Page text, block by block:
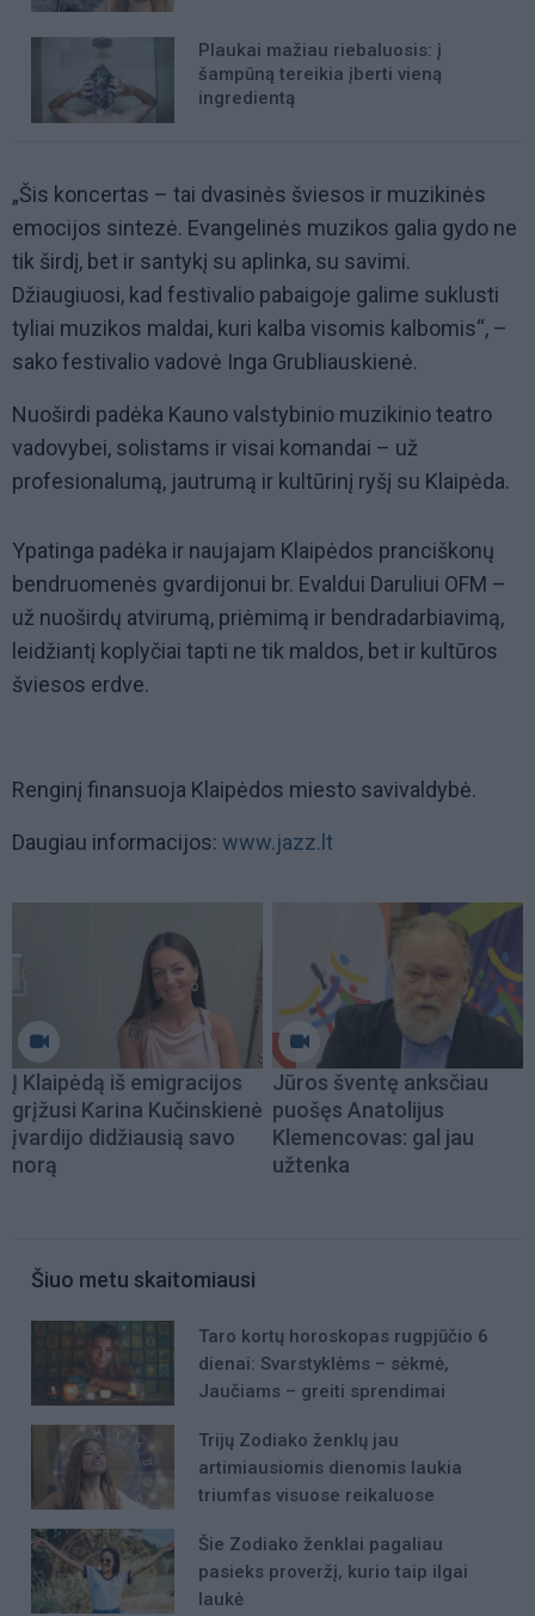
Plaukai mažiau riebaluosis: į
šampūną tereikia įberti vieną
ingredientą
„Šis koncertas – tai dvasinės šviesos ir muzikinės
emocijos sintezė. Evangelinės muzikos galia gydo ne
tik širdį, bet ir santykį su aplinka, su savimi.
Džiaugiuosi, kad festivalio pabaigoje galime suklusti
tyliai muzikos maldai, kuri kalba visomis kalbomis“, –
sako festivalio vadovė Inga Grubliauskienė.
Nuoširdi padėka Kauno valstybinio muzikinio teatro
vadovybei, solistams ir visai komandai – už
profesionalumą, jautrumą ir kultūrinį ryšį su Klaipėda.
Ypatinga padėka ir naujajam Klaipėdos pranciškonų
bendruomenės gvardijonui br. Evaldui Daruliui OFM –
už nuoširdų atvirumą, priėmimą ir bendradarbiavimą,
leidžiantį koplyčiai tapti ne tik maldos, bet ir kultūros
šviesos erdve.
Renginį finansuoja Klaipėdos miesto savivaldybė.
Daugiau informacijos: www.jazz.lt
Į Klaipėdą iš emigracijos
grįžusi Karina Kučinskienė
įvardijo didžiausią savo
norą
Jūros šventę anksčiau
puošęs Anatolijus
Klemencovas: gal jau
užtenka
Šiuo metu skaitomiausi
Taro kortų horoskopas rugpjūčio 6
dienai: Svarstyklėms – sėkmė,
Jaučiams – greiti sprendimai
Trijų Zodiako ženklų jau
artimiausiomis dienomis laukia
triumfas visuose reikaluose
Šie Zodiako ženklai pagaliau
pasieks proveržį, kurio taip ilgai
laukė